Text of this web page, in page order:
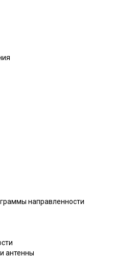
направленности
антенны